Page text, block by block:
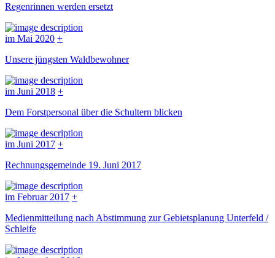
Regenrinnen werden ersetzt
im Mai 2020 +
Unsere jüngsten Waldbewohner
im Juni 2018 +
Dem Forstpersonal über die Schultern blicken
im Juni 2017 +
Rechnungsgemeinde 19. Juni 2017
im Februar 2017 +
Medienmitteilung nach Abstimmung zur Gebietsplanung Unterfeld /
Schleife